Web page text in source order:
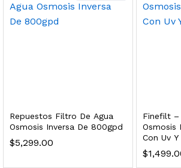
Repuestos Filtro De Agua
Osmosis Inversa De 800gpd
$5,299.00
Finefilt –
Osmosis
Con Uv
$
filtración, UV y contador Welltek